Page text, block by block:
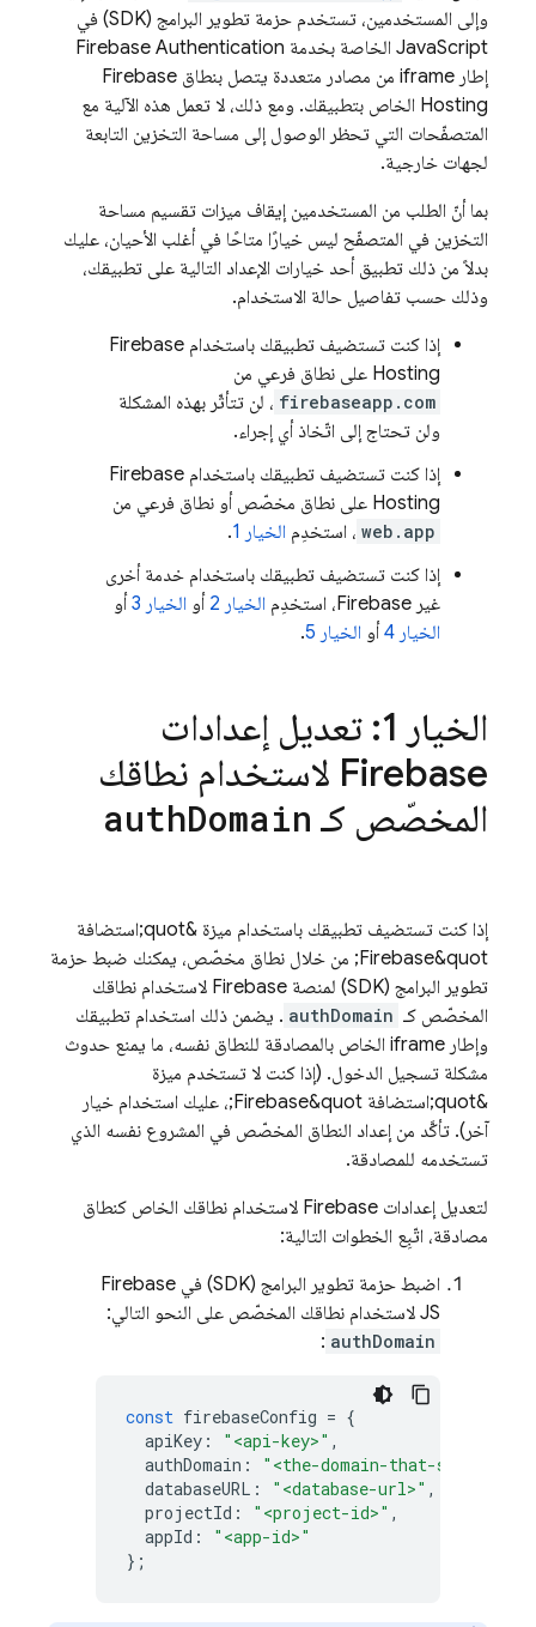
وإلى المستخدمين، تستخدم حزمة تطوير البرامج (SDK) في
JavaScript الخاصة بخدمة Firebase Authentication
إطار iframe من مصادر متعددة يتصل بنطاق Firebase
Hosting الخاص بتطبيقك. ومع ذلك، لا تعمل هذه الآلية مع
المتصفّحات التي تحظر الوصول إلى مساحة التخزين التابعة
لجهات خارجية.
بما أنّ الطلب من المستخدمين إيقاف ميزات تقسيم مساحة
التخزين في المتصفّح ليس خيارًا متاحًا في أغلب الأحيان، عليك
بدلاً من ذلك تطبيق أحد خيارات الإعداد التالية على تطبيقك،
وذلك حسب تفاصيل حالة الاستخدام.
إذا كنت تستضيف تطبيقك باستخدام Firebase
Hosting على نطاق فرعي من
firebaseapp.com ، لن تتأثّر بهذه المشكلة
ولن تحتاج إلى اتّخاذ أي إجراء.
إذا كنت تستضيف تطبيقك باستخدام Firebase
Hosting على نطاق مخصّص أو نطاق فرعي من
web.app ، استخدِم الخيار 1
.
إذا كنت تستضيف تطبيقك باستخدام خدمة أخرى
غير Firebase، استخدِم
الخيار 2 أو الخيار 3
أو
الخيار 4
أو الخيار 5 .
الخيار 1: تعديل إعدادات
Firebase لاستخدام نطاقك
المخصّص كـ
authDomain
إذا كنت تستضيف تطبيقك باستخدام ميزة &quot;استضافة
Firebase&quot; من خلال نطاق مخصّص، يمكنك ضبط حزمة
تطوير البرامج (SDK) لمنصة Firebase لاستخدام نطاقك
المخصّص كـ authDomain . يضمن ذلك استخدام تطبيقك
وإطار iframe الخاص بالمصادقة للنطاق نفسه، ما يمنع حدوث
مشكلة تسجيل الدخول. (إذا كنت لا تستخدم ميزة
&quot;استضافة Firebase&quot;، عليك استخدام خيار
آخر). تأكَّد من إعداد النطاق المخصّص في المشروع نفسه الذي
تستخدمه للمصادقة.
لتعديل إعدادات Firebase لاستخدام نطاقك الخاص كنطاق
مصادقة، اتّبِع الخطوات التالية:
اضبط حزمة تطوير البرامج (SDK) في Firebase
JS لاستخدام نطاقك المخصّص على النحو التالي:
authDomain
:
const firebaseConfig = {
apiKey : "<api-key>" ,
authDomain :
"<the-domain-that-serves-
databaseURL : "<database-url>" ,
projectId : "<project-id>" ,
appId :
"<app-id>"
};